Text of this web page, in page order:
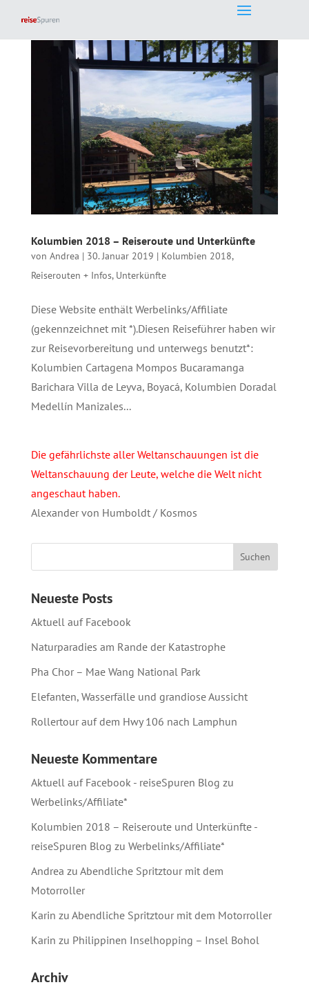
Kolumbien 2018 – Reiseroute und Unterkünfte
von Andrea | 30. Januar 2019 | Kolumbien 2018,
Reiserouten + Infos, Unterkünfte
Diese Website enthält Werbelinks/Affiliate
(gekennzeichnet mit *).Diesen Reiseführer haben wir
zur Reisevorbereitung und unterwegs benutzt*:
Kolumbien Cartagena Mompos Bucaramanga
Barichara Villa de Leyva, Boyacá, Kolumbien Doradal
Medellín Manizales...
Die gefährlichste aller Weltanschauungen ist die
Weltanschauung der Leute, welche die Welt nicht
angeschaut haben.
Alexander von Humboldt / Kosmos
Neueste Posts
Aktuell auf Facebook
Naturparadies am Rande der Katastrophe
Pha Chor – Mae Wang National Park
Elefanten, Wasserfälle und grandiose Aussicht
Rollertour auf dem Hwy 106 nach Lamphun
Neueste Kommentare
Aktuell auf Facebook - reiseSpuren Blog zu
Werbelinks/Affiliate*
Kolumbien 2018 – Reiseroute und Unterkünfte -
reiseSpuren Blog zu Werbelinks/Affiliate*
Andrea zu Abendliche Spritztour mit dem
Motorroller
Karin zu Abendliche Spritztour mit dem Motorroller
Karin zu Philippinen Inselhopping – Insel Bohol
Archiv